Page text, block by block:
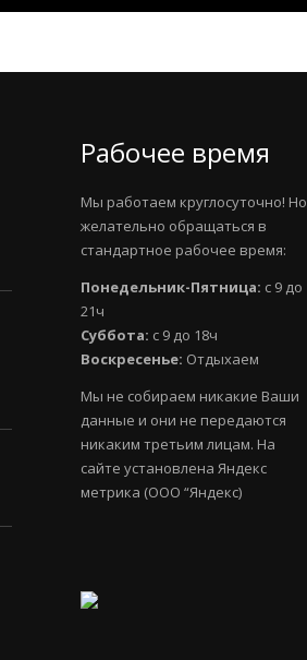
Рабочее время
Мы работаем круглосуточно! Но
желательно обращаться в
стандартное рабочее время:
Понедельник-Пятница: с 9 до
21ч
Суббота: с 9 до 18ч
Воскресенье: Отдыхаем
Мы не собираем никакие Ваши
данные и они не передаются
никаким третьим лицам. На
сайте установлена Яндекс
метрика (ООО “Яндекс)